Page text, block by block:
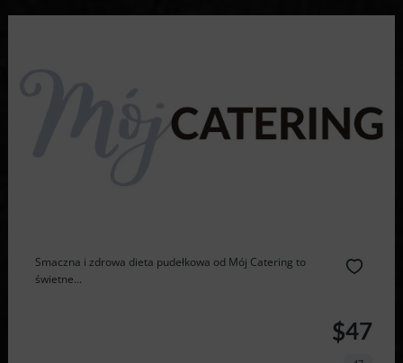
Smaczna i zdrowa dieta pudełkowa od Mój Catering to
świetne...
$47